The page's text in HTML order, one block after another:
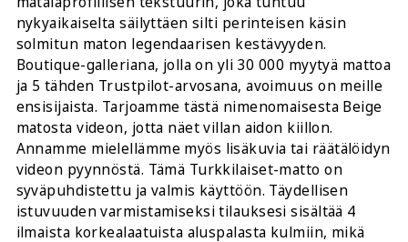
nykyaikaiselta säilyttäen silti perinteisen käsin
solmitun maton legendaarisen kestävyyden.
Boutique-galleriana, jolla on yli 30 000 myytyä mattoa
ja 5 tähden Trustpilot-arvosana, avoimuus on meille
ensisijaista. Tarjoamme tästä nimenomaisesta Beige
matosta videon, jotta näet villan aidon kiillon.
Annamme mielellämme myös lisäkuvia tai räätälöidyn
videon pyynnöstä. Tämä Turkkilaiset-matto on
syväpuhdistettu ja valmis käyttöön. Täydellisen
istuvuuden varmistamiseksi tilauksesi sisältää 4
ilmaista korkealaatuista aluspalasta kulmiin, mikä